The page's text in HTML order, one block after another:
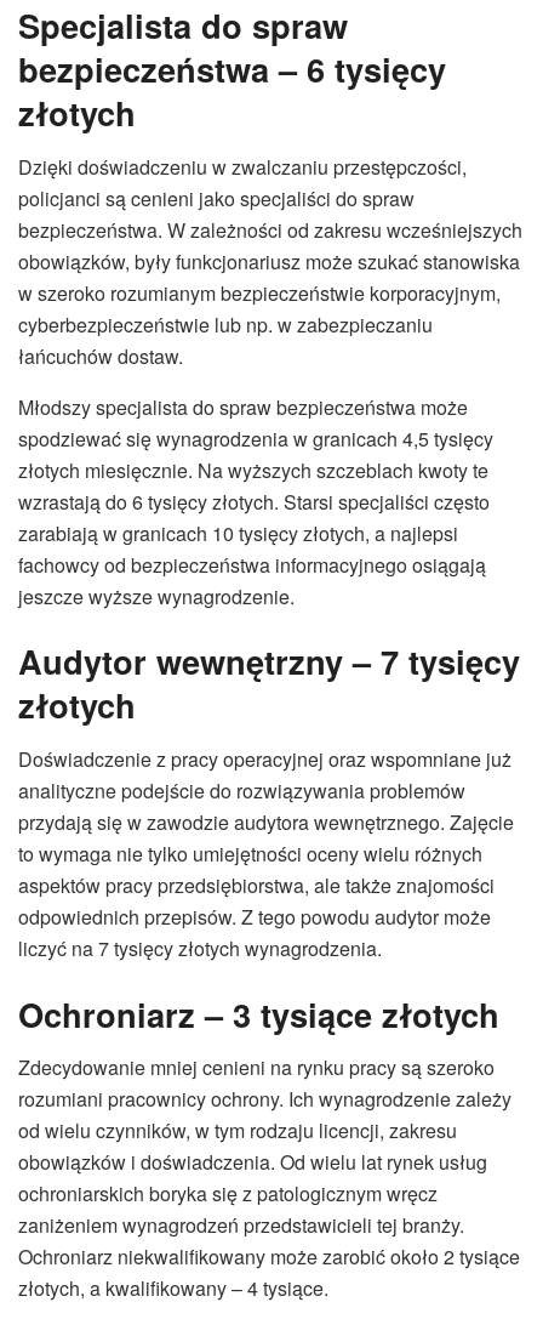
Specjalista do spraw
bezpieczeństwa – 6 tysięcy
złotych
Dzięki doświadczeniu w zwalczaniu przestępczości,
policjanci są cenieni jako specjaliści do spraw
bezpieczeństwa. W zależności od zakresu wcześniejszych
obowiązków, były funkcjonariusz może szukać stanowiska
w szeroko rozumianym bezpieczeństwie korporacyjnym,
cyberbezpieczeństwie lub np. w zabezpieczaniu
łańcuchów dostaw.
Młodszy specjalista do spraw bezpieczeństwa może
spodziewać się wynagrodzenia w granicach 4,5 tysięcy
złotych miesięcznie. Na wyższych szczeblach kwoty te
wzrastają do 6 tysięcy złotych. Starsi specjaliści często
zarabiają w granicach 10 tysięcy złotych, a najlepsi
fachowcy od bezpieczeństwa informacyjnego osiągają
jeszcze wyższe wynagrodzenie.
Audytor wewnętrzny – 7 tysięcy
złotych
Doświadczenie z pracy operacyjnej oraz wspomniane już
analityczne podejście do rozwiązywania problemów
przydają się w zawodzie audytora wewnętrznego. Zajęcie
to wymaga nie tylko umiejętności oceny wielu różnych
aspektów pracy przedsiębiorstwa, ale także znajomości
odpowiednich przepisów. Z tego powodu audytor może
liczyć na 7 tysięcy złotych wynagrodzenia.
Ochroniarz – 3 tysiące złotych
Zdecydowanie mniej cenieni na rynku pracy są szeroko
rozumiani pracownicy ochrony. Ich wynagrodzenie zależy
od wielu czynników, w tym rodzaju licencji, zakresu
obowiązków i doświadczenia. Od wielu lat rynek usług
ochroniarskich boryka się z patologicznym wręcz
zaniżeniem wynagrodzeń przedstawicieli tej branży.
Ochroniarz niekwalifikowany może zarobić około 2 tysiące
złotych, a kwalifikowany – 4 tysiące.